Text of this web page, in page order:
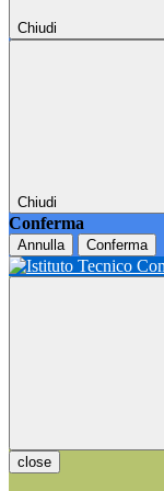
Chiudi
Chiudi
Conferma
Annulla Conferma
close